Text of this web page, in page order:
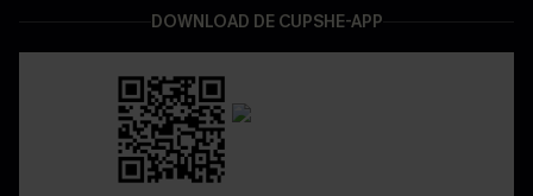
DOWNLOAD DE CUPSHE-APP